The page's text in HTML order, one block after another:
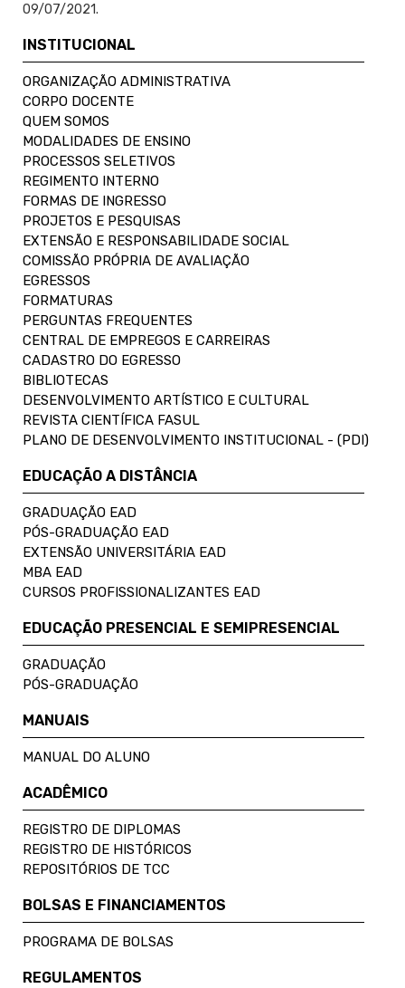
09/07/2021.
INSTITUCIONAL
ORGANIZAÇÃO ADMINISTRATIVA
CORPO DOCENTE
QUEM SOMOS
MODALIDADES DE ENSINO
PROCESSOS SELETIVOS
REGIMENTO INTERNO
FORMAS DE INGRESSO
PROJETOS E PESQUISAS
EXTENSÃO E RESPONSABILIDADE SOCIAL
COMISSÃO PRÓPRIA DE AVALIAÇÃO
EGRESSOS
FORMATURAS
PERGUNTAS FREQUENTES
CENTRAL DE EMPREGOS E CARREIRAS
CADASTRO DO EGRESSO
BIBLIOTECAS
DESENVOLVIMENTO ARTÍSTICO E CULTURAL
REVISTA CIENTÍFICA FASUL
PLANO DE DESENVOLVIMENTO INSTITUCIONAL - (PDI)
EDUCAÇÃO A DISTÂNCIA
GRADUAÇÃO EAD
PÓS-GRADUAÇÃO EAD
EXTENSÃO UNIVERSITÁRIA EAD
MBA EAD
CURSOS PROFISSIONALIZANTES EAD
EDUCAÇÃO PRESENCIAL E SEMIPRESENCIAL
GRADUAÇÃO
PÓS-GRADUAÇÃO
MANUAIS
MANUAL DO ALUNO
ACADÊMICO
REGISTRO DE DIPLOMAS
REGISTRO DE HISTÓRICOS
REPOSITÓRIOS DE TCC
BOLSAS E FINANCIAMENTOS
PROGRAMA DE BOLSAS
REGULAMENTOS